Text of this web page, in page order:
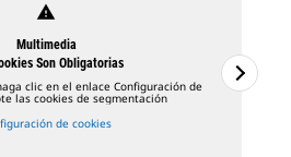
warning
Multimedia
Son Obligatorias
clic en el enlace Configuración de
las cookies de segmentación
de cookies